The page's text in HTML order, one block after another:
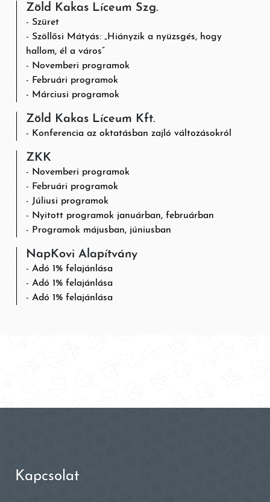
Zöld Kakas Líceum Szg.
Szüret
Szöllősi Mátyás: „Hiányzik a nyüzsgés, hogy
hallom, él a város”
Novemberi programok
Februári programok
Márciusi programok
Zöld Kakas Líceum Kft.
Konferencia az oktatásban zajló változásokról
ZKK
Novemberi programok
Februári programok
Júliusi programok
Nyitott programok januárban, februárban
Programok májusban, júniusban
NapKovi Alapítvány
Adó 1% felajánlása
Adó 1% felajánlása
Adó 1% felajánlása
Kapcsolat